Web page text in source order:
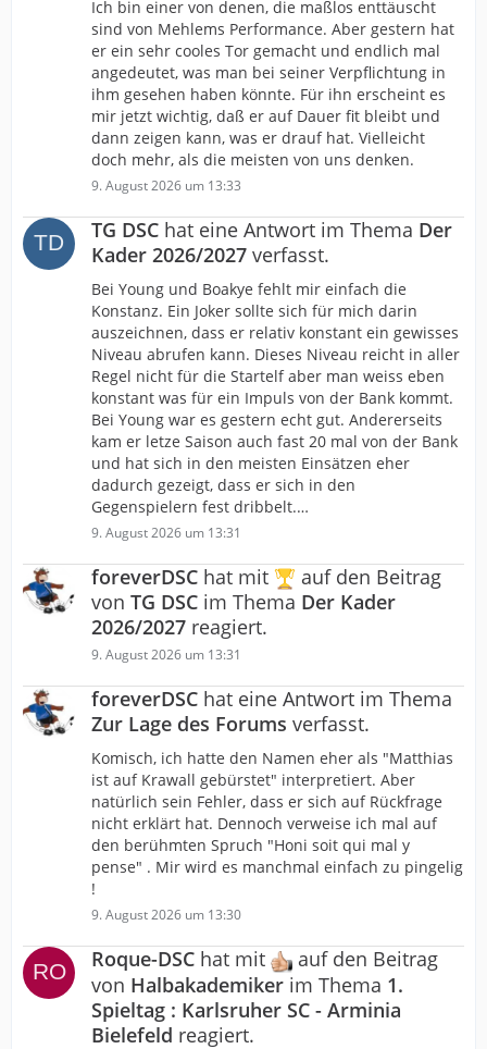
Ich bin einer von denen, die maßlos enttäuscht
sind von Mehlems Performance. Aber gestern hat
er ein sehr cooles Tor gemacht und endlich mal
angedeutet, was man bei seiner Verpflichtung in
ihm gesehen haben könnte. Für ihn erscheint es
mir jetzt wichtig, daß er auf Dauer fit bleibt und
dann zeigen kann, was er drauf hat. Vielleicht
doch mehr, als die meisten von uns denken.
9. August 2026 um 13:33
TG DSC hat eine Antwort im Thema Der
Kader 2026/2027 verfasst.
Bei Young und Boakye fehlt mir einfach die
Konstanz. Ein Joker sollte sich für mich darin
auszeichnen, dass er relativ konstant ein gewisses
Niveau abrufen kann. Dieses Niveau reicht in aller
Regel nicht für die Startelf aber man weiss eben
konstant was für ein Impuls von der Bank kommt.
Bei Young war es gestern echt gut. Andererseits
kam er letze Saison auch fast 20 mal von der Bank
und hat sich in den meisten Einsätzen eher
dadurch gezeigt, dass er sich in den
Gegenspielern fest dribbelt.…
9. August 2026 um 13:31
foreverDSC hat mit
auf den Beitrag
von TG DSC im Thema Der Kader
2026/2027 reagiert.
9. August 2026 um 13:31
foreverDSC hat eine Antwort im Thema
Zur Lage des Forums verfasst.
Komisch, ich hatte den Namen eher als "Matthias
ist auf Krawall gebürstet" interpretiert. Aber
natürlich sein Fehler, dass er sich auf Rückfrage
nicht erklärt hat. Dennoch verweise ich mal auf
den berühmten Spruch "Honi soit qui mal y
pense" . Mir wird es manchmal einfach zu pingelig
!
9. August 2026 um 13:30
Roque-DSC hat mit
auf den Beitrag
von Halbakademiker im Thema 1.
Spieltag : Karlsruher SC - Arminia
Bielefeld reagiert.